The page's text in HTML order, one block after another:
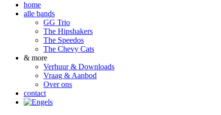
home
alle bands
GG Trio
The Hipshakers
The Speedos
The Chevy Cats
& more
Verhuur & Downloads
Vraag & Aanbod
Over ons
contact